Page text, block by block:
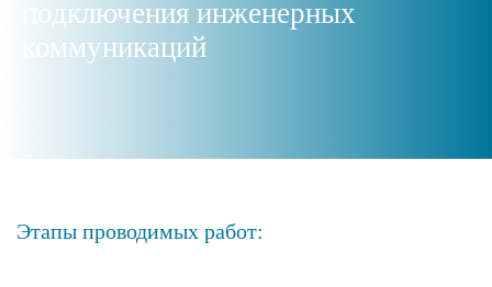
подключения инженерных
коммуникаций
Этапы проводимых работ: